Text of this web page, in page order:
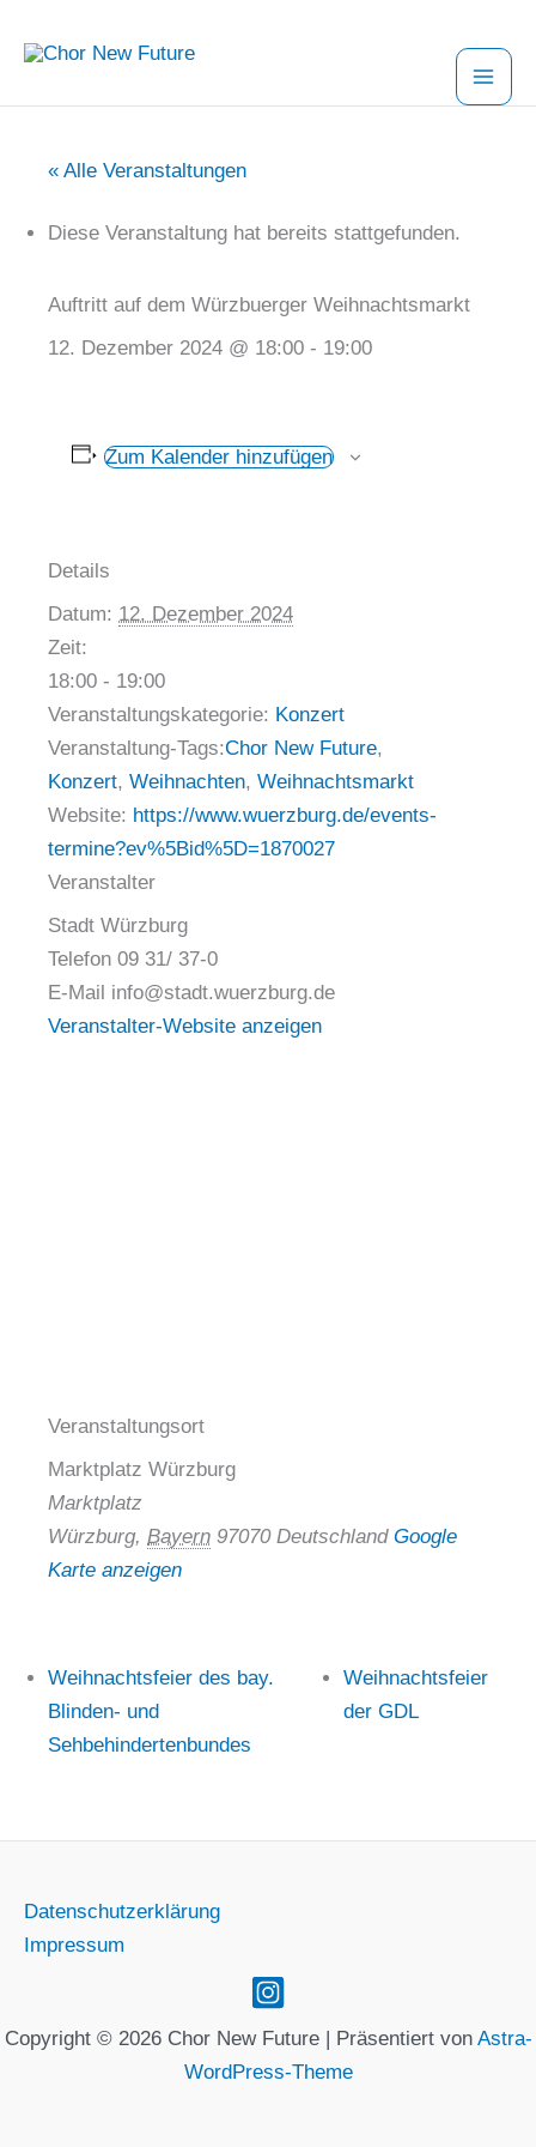
Inhalt
« Alle Veranstaltungen
Diese Veranstaltung hat bereits stattgefunden.
Auftritt auf dem Würzbuerger Weihnachtsmarkt
12. Dezember 2024 @ 18:00 - 19:00
Zum Kalender hinzufügen
Details
Datum: 12. Dezember 2024
Zeit:
18:00 - 19:00
Veranstaltungskategorie: Konzert
Veranstaltung-Tags:Chor New Future,
Konzert, Weihnachten, Weihnachtsmarkt
Website: https://www.wuerzburg.de/events-
termine?ev%5Bid%5D=1870027
Veranstalter
Stadt Würzburg
Telefon 09 31/ 37-0
E-Mail info@stadt.wuerzburg.de
Veranstalter-Website anzeigen
Veranstaltungsort
Marktplatz Würzburg
Marktplatz
Würzburg, Bayern 97070 Deutschland Google
Karte anzeigen
Weihnachtsfeier des bay.
Blinden- und
Sehbehindertenbundes
Weihnachtsfeier
der GDL
Datenschutzerklärung
Impressum
Copyright © 2026 Chor New Future | Präsentiert von Astra-
WordPress-Theme